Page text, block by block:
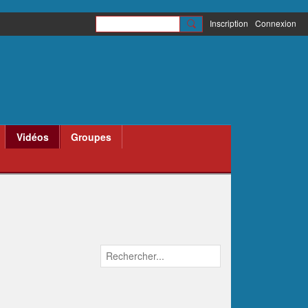
Inscription Connexion
Vidéos
Groupes